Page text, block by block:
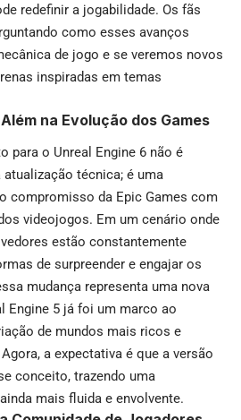
redefinir a jogabilidade. Os fãs
como esses avanços
de jogo e se veremos novos
inspiradas em temas
na Evolução dos Games
para o Unreal Engine 6 não é
atualização técnica; é uma
compromisso da Epic Games com
videojogos. Em um cenário onde
estão constantemente
de surpreender e engajar os
mudança representa uma nova
Engine 5 já foi um marco ao
de mundos mais ricos e
a expectativa é que a versão
conceito, trazendo uma
mais fluida e envolvente.